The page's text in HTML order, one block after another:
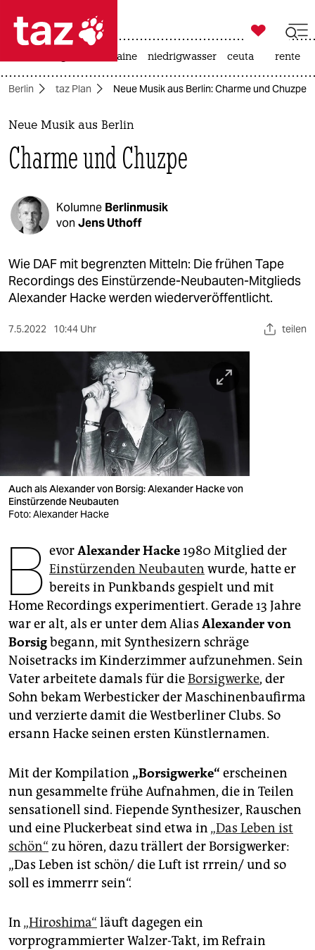
 taz zahl ich
taz zahl ich
themen
politik
öko
gesellschaft
kultur
sport
nord
veranstaltungen
shop
fragen & hilfe
unterstützen
genossenschaft
epaper login

taz zahl ich
krieg in der ukraine niedrigwasser ceuta rente
Berlin taz Plan Neue Musik aus Berlin: Charme und Chuzpe
Neue Musik aus Berlin
Charme und Chuzpe
Kolumne Berlinmusik
von Jens Uthoff
Wie DAF mit begrenzten Mitteln: Die frühen Tape
Recordings des Einstürzende-Neubauten-Mitglieds
Alexander Hacke werden wiederveröffentlicht.
7.5.2022 10:44 Uhr teilen
Auch als Alexander von Borsig: Alexander Hacke von
Einstürzende Neubauten
Foto: Alexander Hacke
B evorAlexander Hacke1980 Mitglied der
Einstürzenden Neubauten wurde, hatte er
bereits in Punkbands gespielt und mit
Home Recordings experimentiert. Gerade 13 Jahre
war er alt, als er unter dem Alias Alexander von
Borsigbegann, mit Synthesizern schräge
Noisetracks im Kinderzimmer aufzunehmen. Sein
Vater arbeitete damals für dieBorsigwerke, der
Sohn bekam Werbesticker der Maschinenbaufirma
und verzierte damit die Westberliner Clubs. So
ersann Hacke seinen ersten Künstlernamen.
Mit der Kompilation „Borsigwerke“ erscheinen
nun gesammelte frühe Aufnahmen, die in Teilen
sensationell sind. Fiepende Synthesizer, Rauschen
und eine Pluckerbeat sind etwa in „Das Leben ist
schön“ zu hören, dazu trällert der Borsigwerker:
„Das Leben ist schön/ die Luft ist rrrein/ und so
soll es immerrr sein“.
In „Hiroshima“ läuft dagegen ein
vorprogrammierter Walzer-Takt, im Refrain